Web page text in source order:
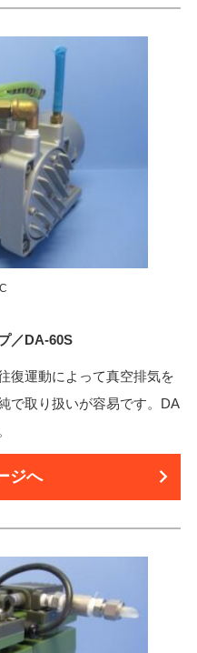
／DA-60S
復運動によって真空排気を
で取り扱いが容易です。DA
ジへ